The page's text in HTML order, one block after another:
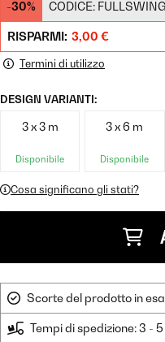
-30% CODICE:
RISPARMI: 3,00 €
Termini di utilizzo
DESIGN VARIANTI:
3 x 3 m
Disponibile
3 x 6 m
Disponibile
Cosa significano gli stati?
Scorte del prodotto in
Tempi di spedizione: 3 -